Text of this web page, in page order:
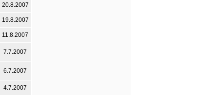
20.8.2007
19.8.2007
11.8.2007
7.7.2007
6.7.2007
4.7.2007